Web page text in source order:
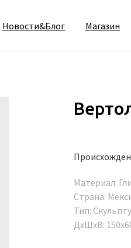
Магазин
Новости&Блог
Материал:
Страна:
Тип:
ДxШxВ: